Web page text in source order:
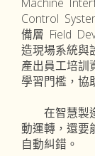
Control
備層 Field
造現場系統與
產出員工培訓
學習門檻，協
在智慧製造
動運轉，還要
自動糾錯。